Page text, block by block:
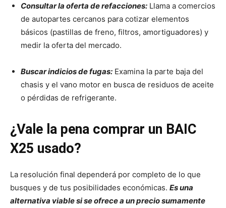
Consultar la oferta de refacciones: Llama a comercios
de autopartes cercanos para cotizar elementos
básicos (pastillas de freno, filtros, amortiguadores) y
medir la oferta del mercado.
Buscar indicios de fugas: Examina la parte baja del
chasis y el vano motor en busca de residuos de aceite
o pérdidas de refrigerante.
¿Vale la pena comprar un BAIC
X25 usado?
La resolución final dependerá por completo de lo que
busques y de tus posibilidades económicas. Es una
alternativa viable si se ofrece a un precio sumamente